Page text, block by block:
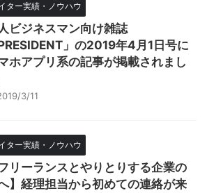
ター実績・ノウハウ
ビジネスマン向け雑誌
PRESIDENT」の2019年4月1日号に
ホアプリ系の記事が掲載されまし
3/11
ター実績・ノウハウ
フリーランスとやりとりする企業の
】経理担当から初めての連絡が来